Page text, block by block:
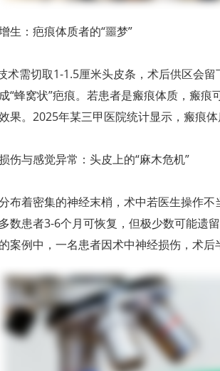
生：疤痕体质者的“噩梦”
术需切取1-1.5厘米头皮条，术后供区会
“蜂窝状”疤痕。若患者是瘢痕体质，瘢
果。2025年某三甲医院统计显示，瘢痕体
伤与感觉异常：头皮上的“麻木危机”
布着密集的神经末梢，术中若医生操作
数患者3-6个月可恢复，但极少数可能遗
案例中，一名患者因术中神经损伤，术后